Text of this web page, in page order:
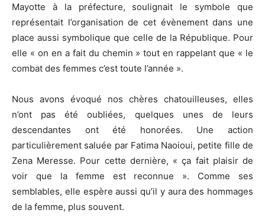
Mayotte à la préfecture, soulignait le symbole que
représentait l’organisation de cet évènement dans une
place aussi symbolique que celle de la République. Pour
elle « on en a fait du chemin » tout en rappelant que « le
combat des femmes c’est toute l’année ».
Nous avons évoqué nos chères chatouilleuses, elles
n’ont pas été oubliées, quelques unes de leurs
descendantes ont été honorées. Une action
particulièrement saluée par Fatima Naoioui, petite fille de
Zena Meresse. Pour cette dernière, « ça fait plaisir de
voir que la femme est reconnue ». Comme ses
semblables, elle espère aussi qu’il y aura des hommages
de la femme, plus souvent.